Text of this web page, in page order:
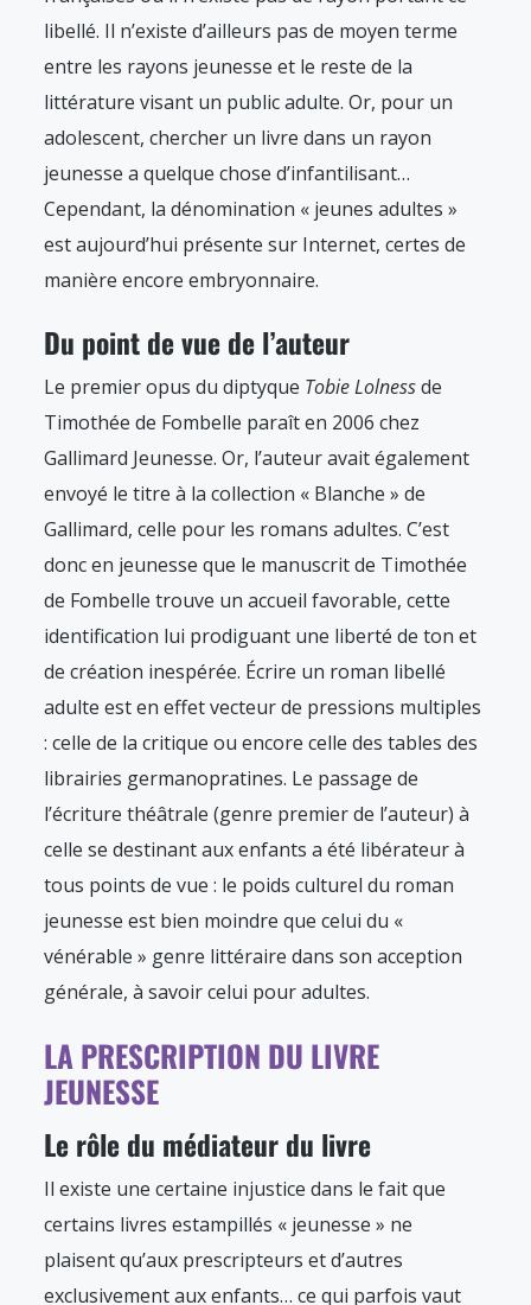
libellé. Il n’existe d’ailleurs pas de moyen terme
entre les rayons jeunesse et le reste de la
littérature visant un public adulte. Or, pour un
adolescent, chercher un livre dans un rayon
jeunesse a quelque chose d’infantilisant…
Cependant, la dénomination « jeunes adultes »
est aujourd’hui présente sur Internet, certes de
manière encore embryonnaire.
Du point de vue de l’auteur
Le premier opus du diptyque Tobie Lolnessde
Timothée de Fombelle paraît en 2006 chez
Gallimard Jeunesse. Or, l’auteur avait également
envoyé le titre à la collection « Blanche » de
Gallimard, celle pour les romans adultes. C’est
donc en jeunesse que le manuscrit de Timothée
de Fombelle trouve un accueil favorable, cette
identification lui prodiguant une liberté de ton et
de création inespérée. Écrire un roman libellé
adulte est en effet vecteur de pressions multiples
: celle de la critique ou encore celle des tables des
librairies germanopratines. Le passage de
l’écriture théâtrale (genre premier de l’auteur) à
celle se destinant aux enfants a été libérateur à
tous points de vue : le poids culturel du roman
jeunesse est bien moindre que celui du «
vénérable » genre littéraire dans son acception
générale, à savoir celui pour adultes.
LA PRESCRIPTION DU LIVRE
JEUNESSE
Le rôle du médiateur du livre
Il existe une certaine injustice dans le fait que
certains livres estampillés « jeunesse » ne
plaisent qu’aux prescripteurs et d’autres
exclusivement aux enfants… ce qui parfois vaut